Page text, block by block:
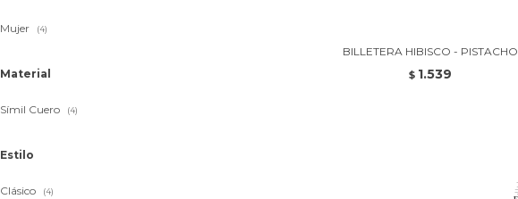
BILLETERA HIBISCO - PISTACHO
$ 1.539
Mujer (4)
Material
Símil Cuero (4)
Estilo
Clásico (4)